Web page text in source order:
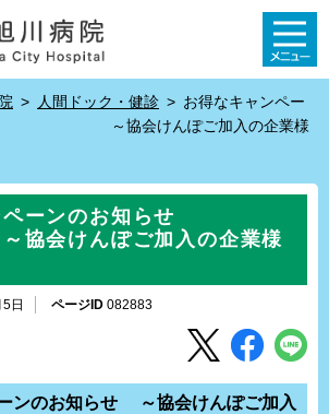
> 人間ドック・健診 > お得なキャンペー
協会けんぽご加入の企業様
ンペーンのお知らせ
んぽご加入の企業様
日 ページID 082883
ンのお知らせ ～協会けんぽご加入